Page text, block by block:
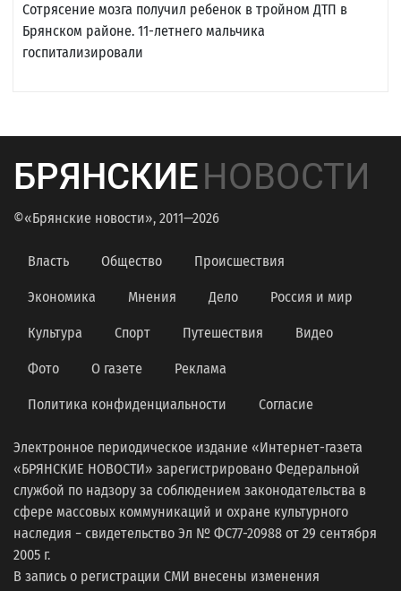
Сотрясение мозга получил ребенок в тройном ДТП в
Брянском районе. 11-летнего мальчика
госпитализировали
БРЯНСКИЕНОВОСТИ
©«Брянские новости», 2011—2026
Власть Общество Происшествия
Экономика Мнения Дело Россия и мир
Культура Спорт Путешествия Видео
Фото О газете Реклама
Политика конфиденциальности Согласие
Электронное периодическое издание «Интернет-газета
«БРЯНСКИЕ НОВОСТИ» зарегистрировано Федеральной
службой по надзору за соблюдением законодательства в
сфере массовых коммуникаций и охране культурного
наследия − свидетельство Эл № ФС77-20988 от 29 сентября
2005 г.
В запись о регистрации СМИ внесены изменения